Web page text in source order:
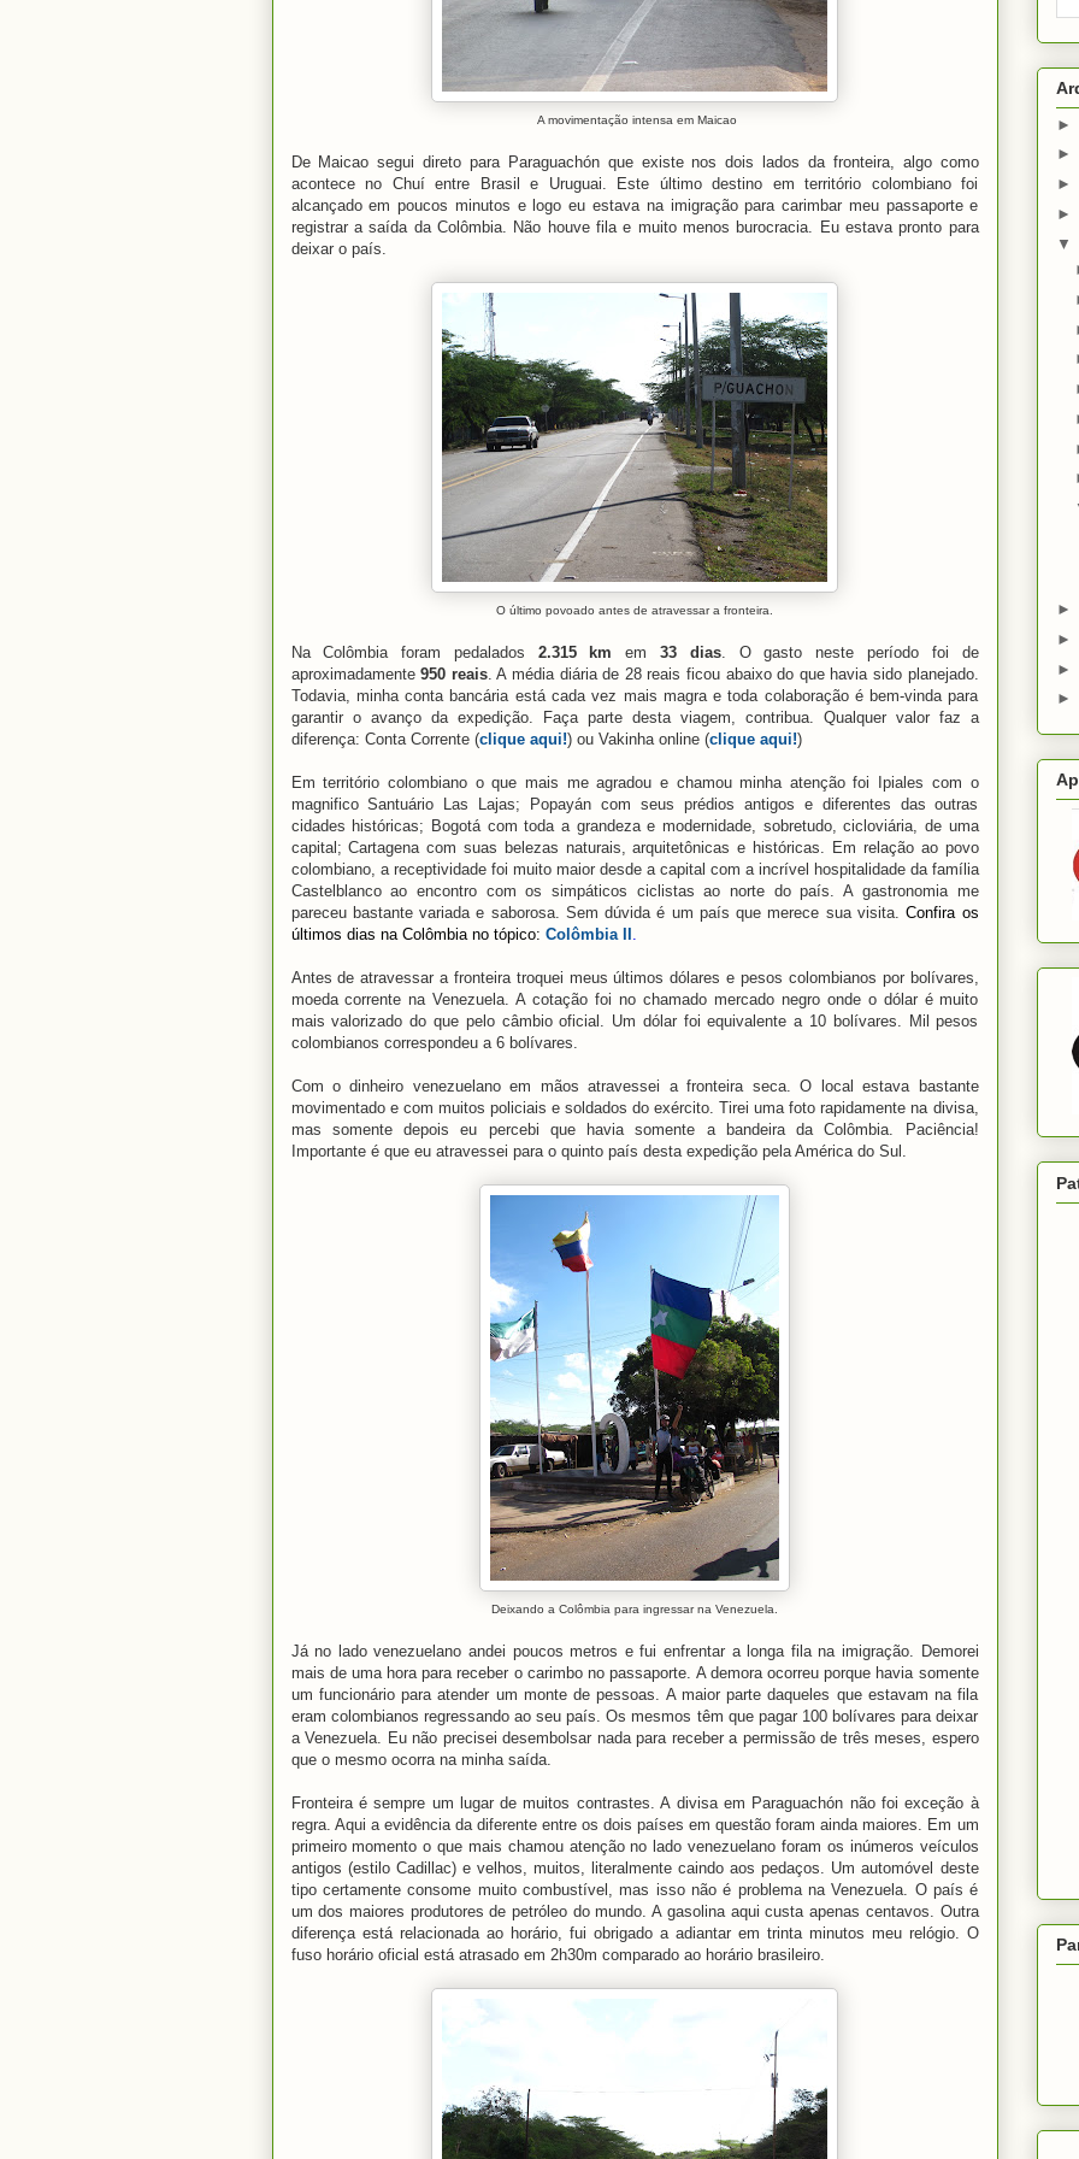
A movimentação intensa em Maicao
De Maicao segui direto para Paraguachón que existe nos dois lados da fronteira, algo como
acontece no Chuí entre Brasil e Uruguai. Este último destino em território colombiano foi
alcançado em poucos minutos e logo eu estava na imigração para carimbar meu passaporte e
registrar a saída da Colômbia. Não houve fila e muito menos burocracia. Eu estava pronto para
deixar o país.
O último povoado antes de atravessar a fronteira.
Na Colômbia foram pedalados 2.315 km em33 dias. O gasto neste período foi de
aproximadamente950 reais. A média diária de 28 reais ficou abaixo do que havia sido planejado.
Todavia, minha conta bancária está cada vez mais magra e toda colaboração é bem-vinda para
garantir o avanço da expedição. Faça parte desta viagem, contribua. Qualquer valor faz a
diferença: Conta Corrente (clique aqui!) ou Vakinha online (clique aqui!)
Em território colombiano o que mais me agradou e chamou minha atenção foi Ipiales com o
magnifico Santuário Las Lajas; Popayán com seus prédios antigos e diferentes das outras
cidades históricas; Bogotá com toda a grandeza e modernidade, sobretudo, cicloviária, de uma
capital; Cartagena com suas belezas naturais, arquitetônicas e históricas. Em relação ao povo
colombiano, a receptividade foi muito maior desde a capital com a incrível hospitalidade da família
Castelblanco ao encontro com os simpáticos ciclistas ao norte do país. A gastronomia me
pareceu bastante variada e saborosa. Sem dúvida é um país que merece sua visita. Confira os
últimos dias na Colômbia no tópico: Colômbia II .
Antes de atravessar a fronteira troquei meus últimos dólares e pesos colombianos por bolívares,
moeda corrente na Venezuela. A cotação foi no chamado mercado negro onde o dólar é muito
mais valorizado do que pelo câmbio oficial. Um dólar foi equivalente a 10 bolívares. Mil pesos
colombianos correspondeu a 6 bolívares.
Com o dinheiro venezuelano em mãos atravessei a fronteira seca. O local estava bastante
movimentado e com muitos policiais e soldados do exército. Tirei uma foto rapidamente na divisa,
mas somente depois eu percebi que havia somente a bandeira da Colômbia. Paciência!
Importante é que eu atravessei para o quinto país desta expedição pela América do Sul.
Deixando a Colômbia para ingressar na Venezuela.
Já no lado venezuelano andei poucos metros e fui enfrentar a longa fila na imigração. Demorei
mais de uma hora para receber o carimbo no passaporte. A demora ocorreu porque havia somente
um funcionário para atender um monte de pessoas. A maior parte daqueles que estavam na fila
eram colombianos regressando ao seu país. Os mesmos têm que pagar 100 bolívares para deixar
a Venezuela. Eu não precisei desembolsar nada para receber a permissão de três meses, espero
que o mesmo ocorra na minha saída.
Fronteira é sempre um lugar de muitos contrastes. A divisa em Paraguachón não foi exceção à
regra. Aqui a evidência da diferente entre os dois países em questão foram ainda maiores. Em um
primeiro momento o que mais chamou atenção no lado venezuelano foram os inúmeros veículos
antigos (estilo Cadillac) e velhos, muitos, literalmente caindo aos pedaços. Um automóvel deste
tipo certamente consome muito combustível, mas isso não é problema na Venezuela. O país é
um dos maiores produtores de petróleo do mundo. A gasolina aqui custa apenas centavos. Outra
diferença está relacionada ao horário, fui obrigado a adiantar em trinta minutos meu relógio. O
fuso horário oficial está atrasado em 2h30m comparado ao horário brasileiro.